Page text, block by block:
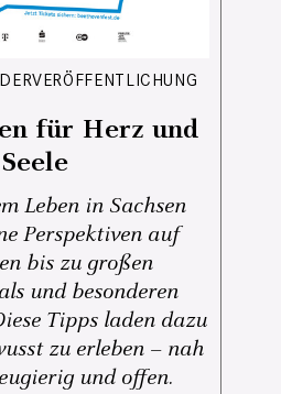
für Herz und
Seele
Leben in Sachsen
Perspektiven auf
bis zu großen
und besonderen
Tipps laden dazu
zu erleben – nah
und offen.